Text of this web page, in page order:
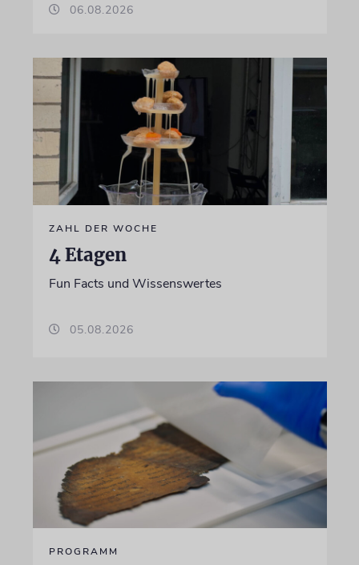
06.08.2026
ZAHL DER WOCHE
4 Etagen
Fun Facts und Wissenswertes
05.08.2026
PROGRAMM